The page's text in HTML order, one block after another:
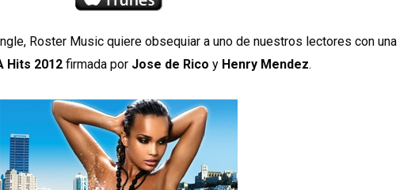
Roster Music quiere obsequiar a uno de nuestros lectores con una
Hits 2012 firmada por Jose de Rico y Henry Mendez.